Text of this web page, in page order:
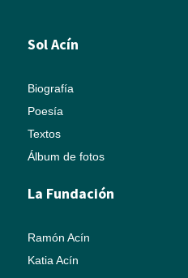
Sol Acín
Biografía
Poesía
Textos
Álbum de fotos
La Fundación
Ramón Acín
Katia Acín